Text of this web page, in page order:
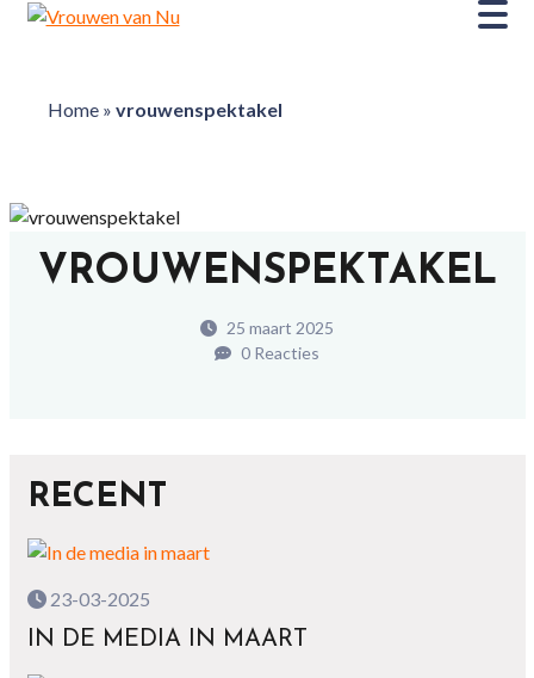
Home» vrouwenspektakel
VROUWENSPEKTAKEL
25 maart 2025
0 Reacties
RECENT
23-03-2025
IN DE MEDIA IN MAART